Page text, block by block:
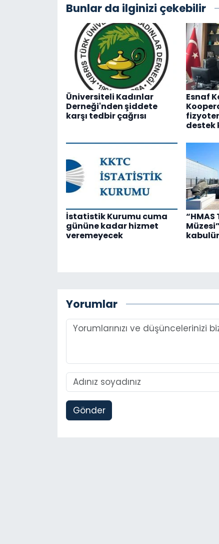
Bunlar da ilginizi çekebilir
Üniversiteli Kadınlar
Derneği'nden şiddete
karşı tedbir çağrısı
Esnaf
destek
İstatistik Kurumu cuma
gününe kadar hizmet
veremeyecek
“HMAS
Yorumlar
Gönder